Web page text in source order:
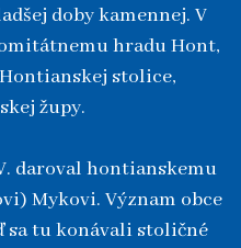
doby kamennej. V
hradu Hont,
stolice,
župy.
daroval hontianskemu
Mykovi. Význam obce
sa tu konávali stoličné